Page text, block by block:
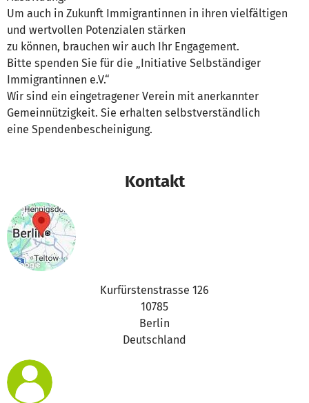
Um auch in Zukunft Immigrantinnen in ihren vielfältigen
und wertvollen Potenzialen stärken
zu können, brauchen wir auch Ihr Engagement.
Bitte spenden Sie für die „Initiative Selbständiger
Immigrantinnen e.V.“
Wir sind ein eingetragener Verein mit anerkannter
Gemeinnützigkeit. Sie erhalten selbstverständlich
eine Spendenbescheinigung.
Kontakt
Kurfürstenstrasse 126
10785
Berlin
Deutschland